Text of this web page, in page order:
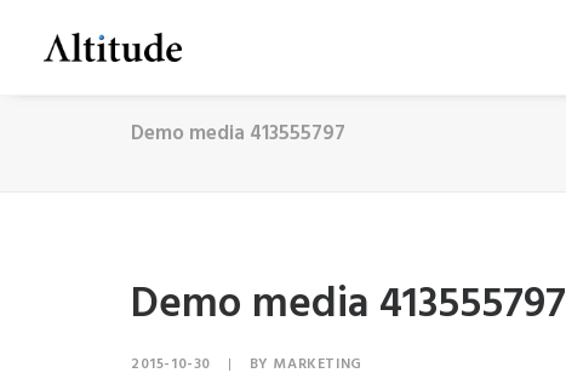
Demo media 413555797
Demo media 413555797
2015-10-30 | BY MARKETING